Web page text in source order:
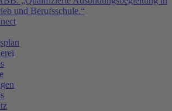
und Berufsschule.“